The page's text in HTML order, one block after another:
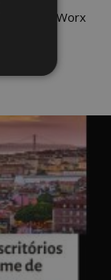
Worx